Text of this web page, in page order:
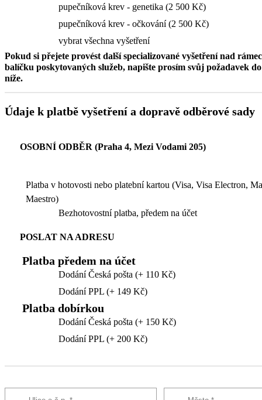
pupečníková krev - genetika (2 500 Kč)
pupečníková krev - očkování (2 500 Kč)
vybrat všechna vyšetření
Pokud si přejete provést další specializované vyšetření nad
balíčku poskytovaných služeb, napište prosím svůj požadavek
níže.
Údaje k platbě vyšetření a dopravě odběrové sady
OSOBNÍ ODBĚR (Praha 4, Mezi Vodami 205)
Platba v hotovosti nebo platební kartou (Visa, Visa Electron,
Maestro)
Bezhotovostní platba, předem na účet
POSLAT NA ADRESU
Platba předem na účet
Dodání Česká pošta (+ 110 Kč)
Dodání PPL (+ 149 Kč)
Platba dobírkou
Dodání Česká pošta (+ 150 Kč)
Dodání PPL (+ 200 Kč)